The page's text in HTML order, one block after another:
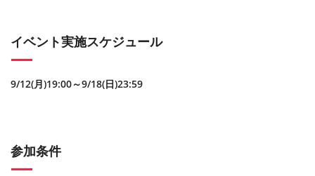
イベント実施スケジュール
9/12(月)19:00～9/18(日)23:59
参加条件